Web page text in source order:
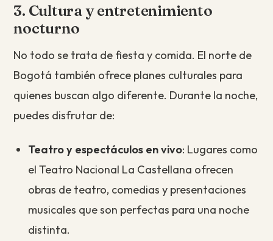
3. Cultura y entretenimiento
nocturno
No todo se trata de fiesta y comida. El norte de
Bogotá también ofrece planes culturales para
quienes buscan algo diferente. Durante la noche,
puedes disfrutar de:
Teatro y espectáculos en vivo: Lugares como
el Teatro Nacional La Castellana ofrecen
obras de teatro, comedias y presentaciones
musicales que son perfectas para una noche
distinta.